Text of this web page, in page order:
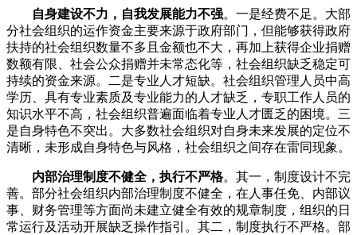
自身建设不力，自我发展能力不强。一是经费不足。大部
分社会组织的运作资金主要来源于政府部门，但能够获得政府
扶持的社会组织数量不多且金额也不大，再加上获得企业捐赠
数额有限、社会公众捐赠并未常态化等，社会组织缺乏稳定可
持续的资金来源。二是专业人才短缺。社会组织管理人员中高
学历、具有专业素质及专业能力的人才缺乏，专职工作人员的
知识水平不高，社会组织普遍面临着专业人才匮乏的困境。三
是自身特色不突出。大多数社会组织对自身未来发展的定位不
清晰，未形成自身特色与风格，社会组织之间存在雷同现象。
内部治理制度不健全，执行不严格。其一，制度设计不完
善。部分社会组织内部治理制度不健全，在人事任免、内部议
事、财务管理等方面尚未建立健全有效的规章制度，组织的日
常运行及活动开展缺乏操作指引。其二，制度执行不严格。部